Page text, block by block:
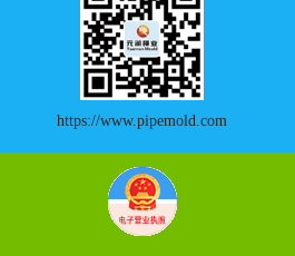
https://www.pipemold.com